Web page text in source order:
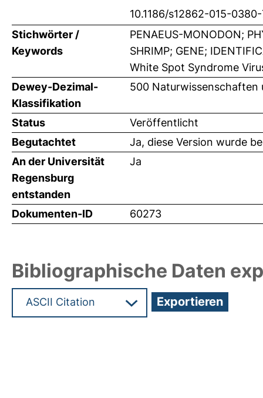
10.1186/s12862-015-
Stichwörter /
Keywords
PENAEUS-MONODON;
SHRIMP; GENE;
White Spot Syndrome
Dewey-Dezimal-
Klassifikation
500 Naturwissenschaften
Status
Veröffentlicht
Begutachtet
Ja, diese Version wurde
An der Universität
Regensburg
entstanden
Ja
Dokumenten-ID 60273
Bibliographische Daten